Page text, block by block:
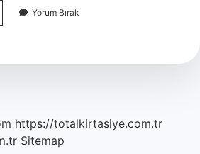
Yorum Bırak
https://totalkirtasiye.com.tr
Sitemap